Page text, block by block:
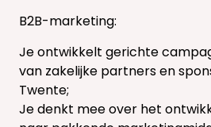
B2B-marketing:
Je ontwikkelt gerichte
van zakelijke partners en
Twente;
Je denkt mee over het